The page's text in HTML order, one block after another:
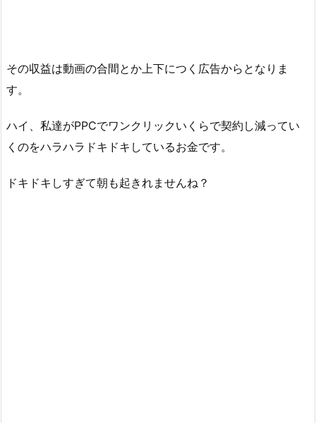
その収益は動画の合間とか上下につく広告からとなりま
す。
ハイ、私達がPPCでワンクリックいくらで契約し減ってい
くのをハラハラドキドキしているお金です。
ドキドキしすぎて朝も起きれませんね？